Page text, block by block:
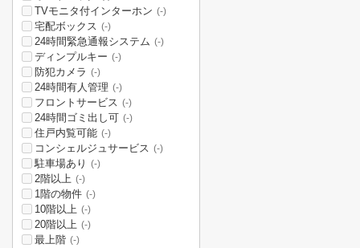
TVモニタ付インターホン (-)
宅配ボックス (-)
24時間緊急通報システム (-)
ディンプルキー (-)
防犯カメラ (-)
24時間有人管理 (-)
フロントサービス (-)
24時間ゴミ出し可 (-)
住戸内覧可能 (-)
コンシェルジュサービス (-)
駐車場あり (-)
2階以上 (-)
1階の物件 (-)
10階以上 (-)
20階以上 (-)
最上階 (-)